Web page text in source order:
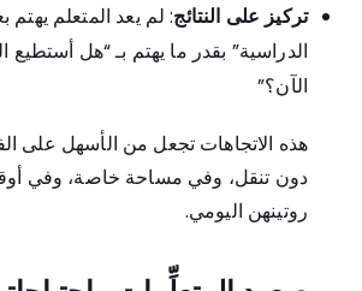
تركيز على النتائج: لم يعد المتعلم يهتم
الدراسية” بقدر ما يهتم بـ “هل أستطيع
الآن؟”
هذه الاتجاهات تجعل من الأسهل على
دون تنقل، وفي مساحة خاصة، وفي
روتينهن اليومي.